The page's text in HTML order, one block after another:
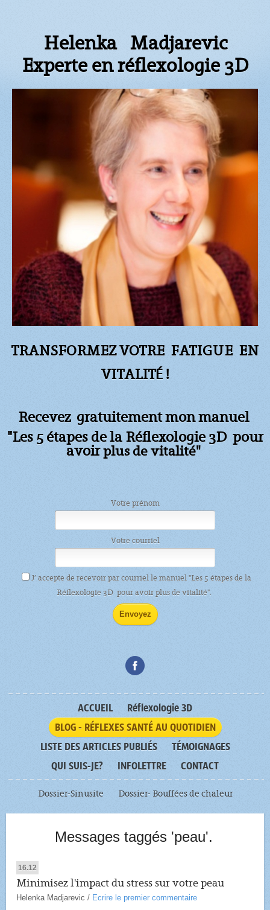
Helenka Madjarevic
Experte en réflexologie 3D
TRANSFORMEZ VOTRE FATIGUE EN
VITALITÉ !
Recevez gratuitement mon manuel
"Les 5 étapes de la Réflexologie 3D pour
avoirplus de vitalité"
Votre prénom
Votre courriel
J’ accepte de recevoir par courriel le manuel "Les 5 étapes de la
Réflexologie 3D pour avoir plus de vitalité".
ACCUEIL
Réflexologie 3D
BLOG - RÉFLEXES SANTÉ AU QUOTIDIEN
LISTE DES ARTICLES PUBLIÉS
TÉMOIGNAGES
QUI SUIS-JE?
INFOLETTRE CONTACT
Dossier-Sinusite Dossier- Bouffées de chaleur
Messages taggés 'peau'.
16.12
Minimisez l'impact du stress sur votre peau
Helenka Madjarevic / Ecrire le premier commentaire